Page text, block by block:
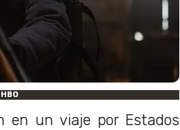
en un viaje por Estados